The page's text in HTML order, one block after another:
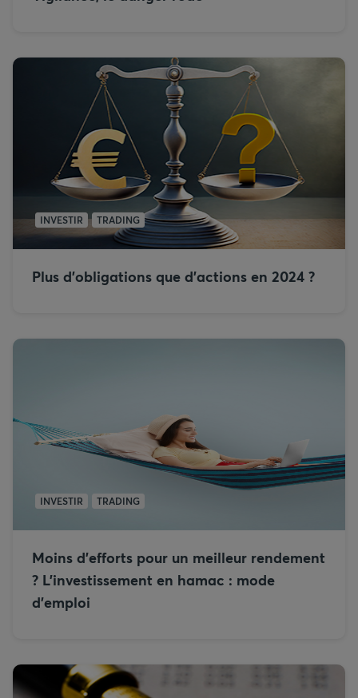
INVESTIR TRADING
Plus d'obligations que d'actions en 2024 ?
INVESTIR TRADING
Moins d’efforts pour un meilleur rendement
? L’investissement en hamac : mode
d’emploi